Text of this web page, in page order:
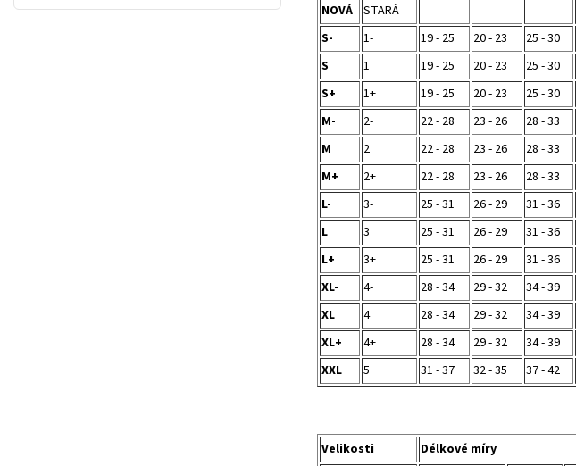
NOVÁ STARÁ
S-
1- 19 - 25 20 - 23 25 - 30
S
1 19 - 25 20 - 23 25 - 30
S+
1+ 19 - 25 20 - 23 25 - 30
M-
2- 22 - 28 23 - 26 28 - 33
M
2 22 - 28 23 - 26 28 - 33
M+
2+ 22 - 28 23 - 26 28 - 33
L-
3- 25 - 31 26 - 29 31 - 36
L
3 25 - 31 26 - 29 31 - 36
L+
3+ 25 - 31 26 - 29 31 - 36
XL-
4- 28 - 34 29 - 32 34 - 39
XL
4 28 - 34 29 - 32 34 - 39
XL+
4+ 28 - 34 29 - 32 34 - 39
XXL
5 31 - 37 32 - 35 37 - 42
Velikosti
Délkové míry